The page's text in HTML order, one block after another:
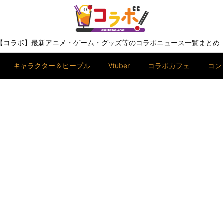
【コラボ】最新アニメ・ゲーム・グッズ等のコラボニュース一覧まとめ！
キャラクター＆ピープル Vtuber コラボカフェ コ